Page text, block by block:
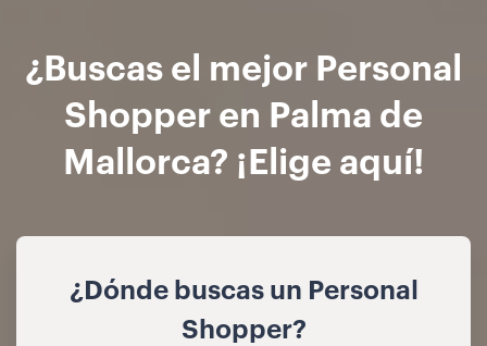
¿Buscas el mejor Personal
Shopper en Palma de
Mallorca? ¡Elige aquí!
¿Dónde buscas un Personal
Shopper?